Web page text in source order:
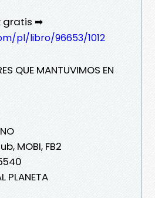
gratis ➡
pl/libro/96653/1012
QUE MANTUVIMOS EN
MOBI, FB2
PLANETA